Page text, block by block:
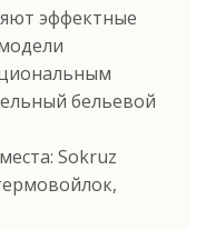
эффектные
бельевой
Sokruz